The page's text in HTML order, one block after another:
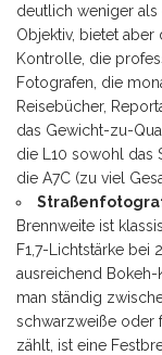
deutlich weniger
Objektiv, bietet
Kontrolle, die
Fotografen, die
Reisebücher,
das Gewicht-zu-
die L10 sowohl das
die A7C (zu viel
Brennweite ist
F1,7-Lichtstärke bei
ausreichend
man ständig
schwarzweiße oder
zählt, ist eine